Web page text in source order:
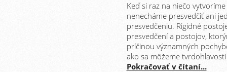
Keď si raz na niečo
nenecháme presvedčiť ani
presvedčeniu. Rigidné
presvedčení a postojov,
príčinou významných
ako sa môžeme tvrdohlavosti
Pokračovať v čítaní...